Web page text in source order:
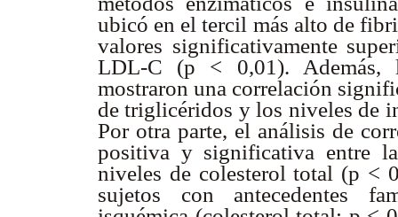
ubicó en el tercil más alto de
valores significativamente
LDL-C (p < 0,01). Además,
mostraron una correlación
de triglicéridos y los niveles de
Por otra parte, el análisis de
positiva y significativa entre
niveles de colesterol total (p <
sujetos con antecedentes